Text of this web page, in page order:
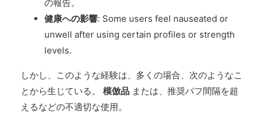
の報告。
健康への影響: Some users feel nauseated or
unwell after using certain profiles or strength
levels.
しかし、このような経験は、多くの場合、次のようなこ
とから生じている。 模倣品 または、推奨パフ間隔を超
えるなどの不適切な使用。